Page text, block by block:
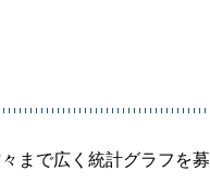
まで広く統計グラフを募